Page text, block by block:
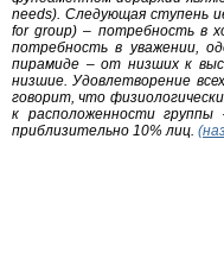
needs). Следующая ступень
for group) – потребность в
потребность в уважении,
пирамиде – от низших к
низшие. Удовлетворение
говорит, что
к расположенности
приблизительно 10% лиц.